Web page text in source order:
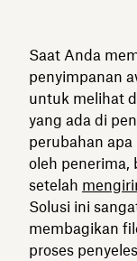
Saat Anda
penyimpanan
untuk melihat
yang ada di
perubahan
oleh penerima,
setelah
Solusi ini
membagikan
proses